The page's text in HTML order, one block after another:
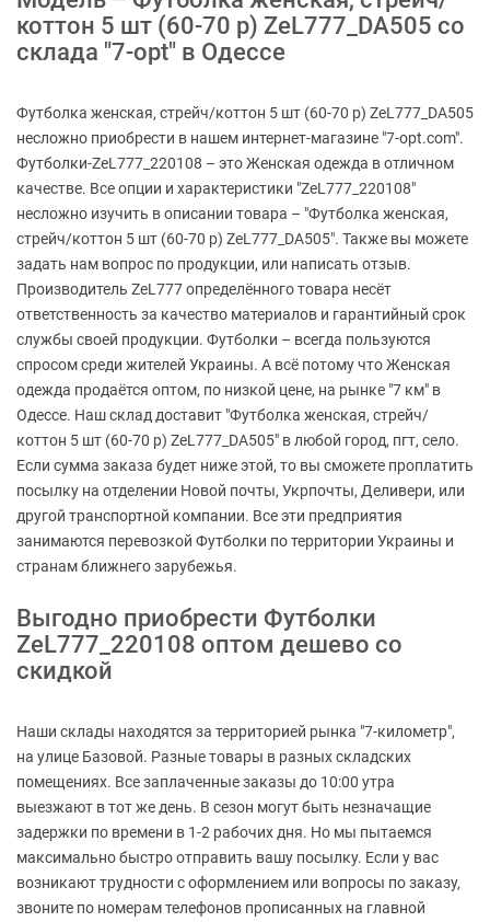
коттон 5 шт (60-70 р) ZeL777_DA505 со
склада "7-opt" в Одессе
Футболка женская, стрейч/коттон 5 шт (60-70 р) ZeL777_DA505
несложно приобрести в нашем интернет-магазине "7-opt.com".
Футболки-ZeL777_220108 – это Женская одежда в отличном
качестве. Все опции и характеристики "ZeL777_220108"
несложно изучить в описании товара – "Футболка женская,
стрейч/коттон 5 шт (60-70 р) ZeL777_DA505". Также вы можете
задать нам вопрос по продукции, или написать отзыв.
Производитель ZeL777 определённого товара несёт
ответственность за качество материалов и гарантийный срок
службы своей продукции. Футболки – всегда пользуются
спросом среди жителей Украины. А всё потому что Женская
одежда продаётся оптом, по низкой цене, на рынке "7 км" в
Одессе. Наш склад доставит "Футболка женская, стрейч/
коттон 5 шт (60-70 р) ZeL777_DA505" в любой город, пгт, село.
Если сумма заказа будет ниже этой, то вы сможете проплатить
посылку на отделении Новой почты, Укрпочты, Деливери, или
другой транспортной компании. Все эти предприятия
занимаются перевозкой Футболки по территории Украины и
странам ближнего зарубежья.
Выгодно приобрести Футболки
ZeL777_220108 оптом дешево со
скидкой
Наши склады находятся за территорией рынка "7-километр",
на улице Базовой. Разные товары в разных складских
помещениях. Все заплаченные заказы до 10:00 утра
выезжают в тот же день. В сезон могут быть незначащие
задержки по времени в 1-2 рабочих дня. Но мы пытаемся
максимально быстро отправить вашу посылку. Если у вас
возникают трудности с оформлением или вопросы по заказу,
звоните по номерам телефонов прописанных на главной